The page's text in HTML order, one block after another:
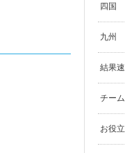
四国
九州
結果
チー
お役